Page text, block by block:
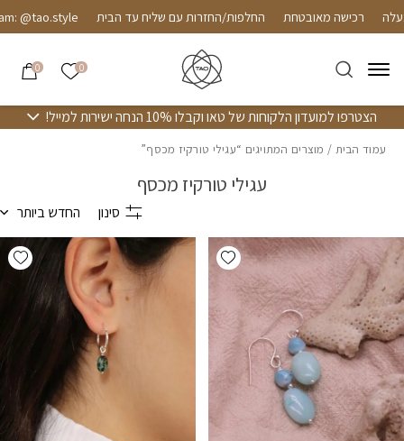
Skip to Contentרכישה מאובטחת החלפות/החזרות עם שליח עד הבית @tao.style
0 הרשימה
0
הצטרפו למועדון הלקוחות של טאו וקבלו 10% הנחה ישירות למייל!
עמוד הבית / מוצרים המתויגים “עגילי טורקיז מכסף”
עגילי טורקיז מכסף
סינון החדש ביותר
Add wishlist
בחזרה למעלה